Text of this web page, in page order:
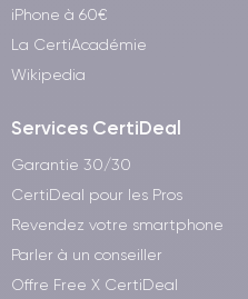
iPhone à 60€
La CertiAcadémie
Wikipedia
Services CertiDeal
Garantie 30/30
CertiDeal pour les Pros
Revendez votre smartphone
Parler à un conseiller
Offre Free X CertiDeal